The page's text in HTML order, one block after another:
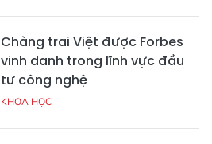
Chàng trai Việt được Forbes
vinh danh trong lĩnh vực đầu
tư công nghệ
KHOA HỌC